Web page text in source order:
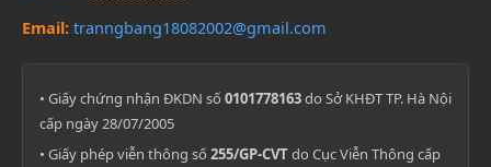
Email: tranngbang18082002@gmail.com
• Giấy chứng nhận ĐKDN số 0101778163do Sở KHĐT TP. Hà Nội
cấp ngày 28/07/2005
• Giấy phép viễn thông số 255/GP-CVTdo Cục Viễn Thông cấp